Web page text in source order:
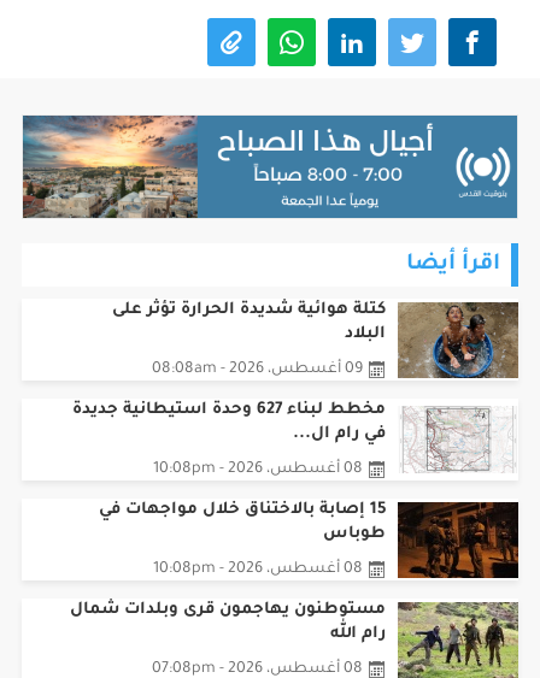
اقرأ أيضا
كتلة هوائية شديدة الحرارة تؤثر على
البلاد
09 أغسطس، 2026 - 08:08am
مخطط لبناء 627 وحدة استيطانية جديدة
في رام ال...
08 أغسطس، 2026 - 10:08pm
15 إصابة بالاختناق خلال مواجهات في
طوباس
08 أغسطس، 2026 - 10:08pm
مستوطنون يهاجمون قرى وبلدات شمال
رام الله
08 أغسطس، 2026 - 07:08pm